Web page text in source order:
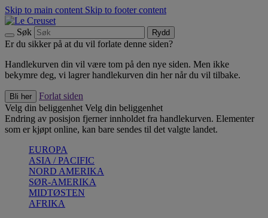
Skip to main content Skip to footer content
Søk Rydd
Er du sikker på at du vil forlate denne siden?
Handlekurven din vil være tom på den nye siden. Men ikke
bekymre deg, vi lagrer handlekurven din her når du vil tilbake.
Bli her
Forlat siden
Velg din beliggenhet Velg din beliggenhet
Endring av posisjon fjerner innholdet fra handlekurven. Elementer
som er kjøpt online, kan bare sendes til det valgte landet.
EUROPA
ASIA / PACIFIC
NORD AMERIKA
SØR-AMERIKA
MIDTØSTEN
AFRIKA